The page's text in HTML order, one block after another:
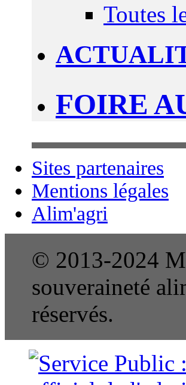
Toutes
FOIRE
Sites partenaires
Mentions légales
Alim'agri
© 2013-2024
souveraineté
réservés.